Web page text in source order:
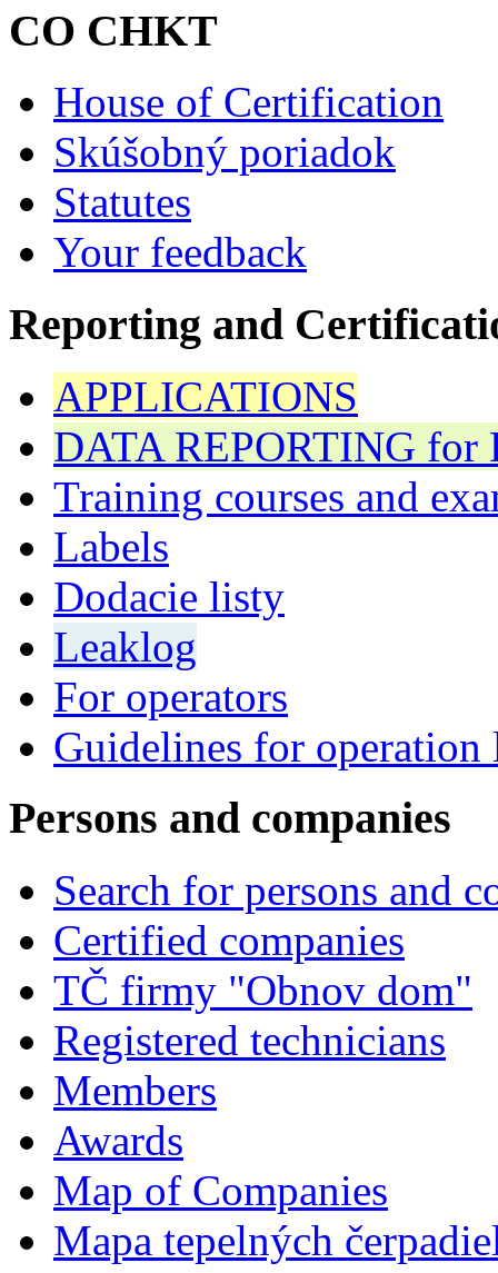
CO CHKT
House of Certification
Skúšobný poriadok
Statutes
Your feedback
Reporting and
APPLICATIONS
DATA REPORTING for
Training courses and
Labels
Dodacie listy
Leaklog
For operators
Guidelines for operation
Persons and companies
Search for persons and
Certified companies
TČ firmy "Obnov dom"
Registered technicians
Members
Awards
Map of Companies
Mapa tepelných